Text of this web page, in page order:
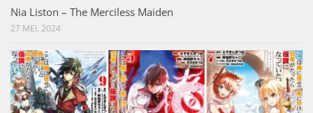
Nia Liston – The Merciless Maiden
27 MEI, 2024